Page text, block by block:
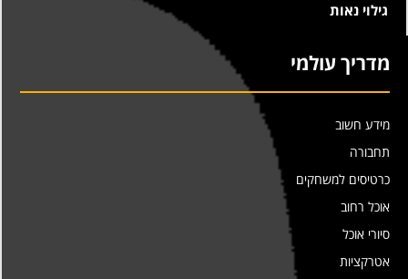
גילוי נאות
מדריך עולמי
מידע חשוב
תחבורה
כרטיסים למשחקים
אוכל רחוב
סיורי אוכל
אטרקציות